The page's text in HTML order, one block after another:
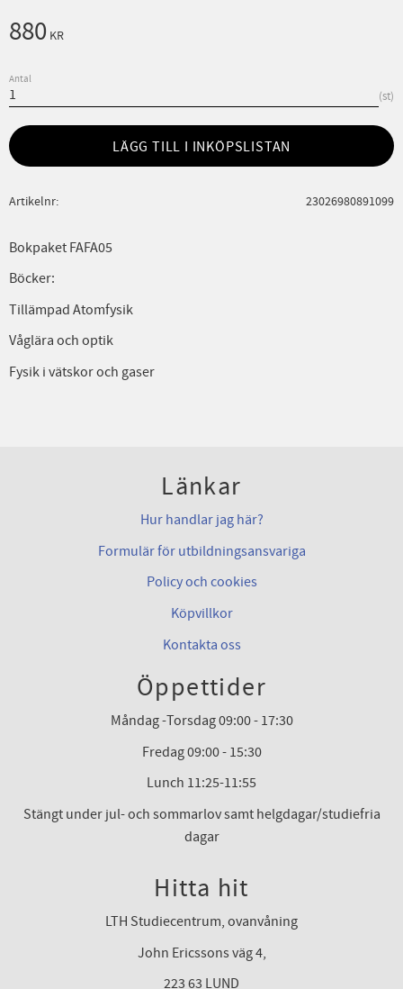
880 KR
Antal
st
LÄGG TILL I INKÖPSLISTAN
Artikelnr 23026980891099
Bokpaket FAFA05
Böcker:
Tillämpad Atomfysik
Våglära och optik
Fysik i vätskor och gaser
Länkar
Hur handlar jag här?
Formulär för utbildningsansvariga
Policy och cookies
Köpvillkor
Kontakta oss
Öppettider
Måndag -Torsdag 09:00 - 17:30
Fredag 09:00 - 15:30
Lunch 11:25-11:55
Stängt under jul- och sommarlov samt helgdagar/studiefria
dagar
Hitta hit
LTH Studiecentrum, ovanvåning
John Ericssons väg 4,
223 63 LUND